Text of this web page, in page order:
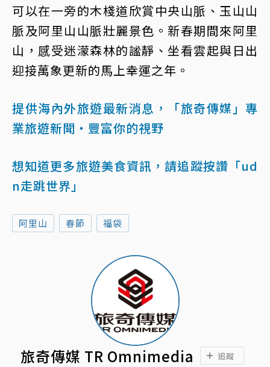
可以在一旁的木棧道欣賞中央山脈、玉山山
脈及阿里山山脈壯麗景色。新春期間來阿里
山，感受迷濛森林的謐靜、坐看雲起與日出
迎接萬象更新的馬上幸運之年。
提供海內外旅遊最新消息，「旅奇傳媒」專
業旅遊新聞‧豐富你的視野
想知道更多旅遊美食資訊，請追蹤按讚「ud
n走跳世界」
阿里山 春節 福袋
旅奇傳媒 TR Omnimedia 追蹤